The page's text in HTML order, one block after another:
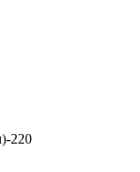
220